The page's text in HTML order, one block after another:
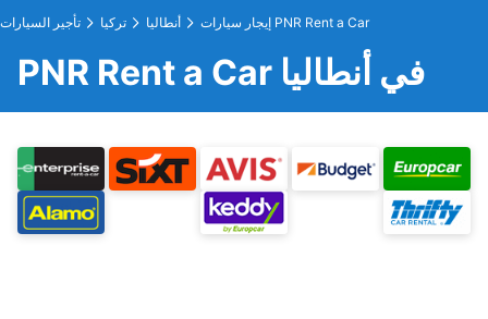
تأجير السيارات تركيا أنطاليا إيجار سيارات PNR Rent a Car
PNR Rent a Car في أنطاليا